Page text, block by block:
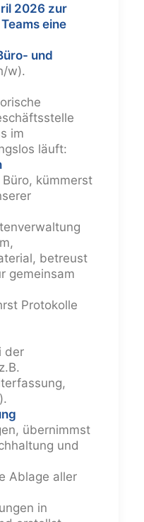
2026 zur
eine
und
w).
im
läuft:
kümmerst
betreust
gemeinsam
Protokolle
der
übernimmst
und
Ablage aller
in